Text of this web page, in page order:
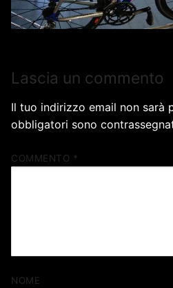
Lascia un commento
Il tuo indirizzo email non sarà
obbligatori sono
COMMENTO *
NOME